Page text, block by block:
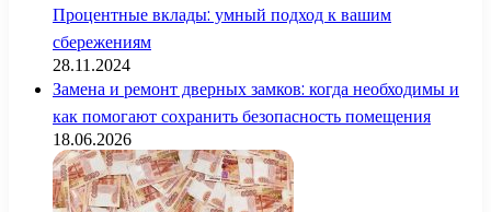
Процентные вклады: умный подход к вашим
сбережениям
28.11.2024
Замена и ремонт дверных замков: когда необходимы и
как помогают сохранить безопасность помещения
18.06.2026